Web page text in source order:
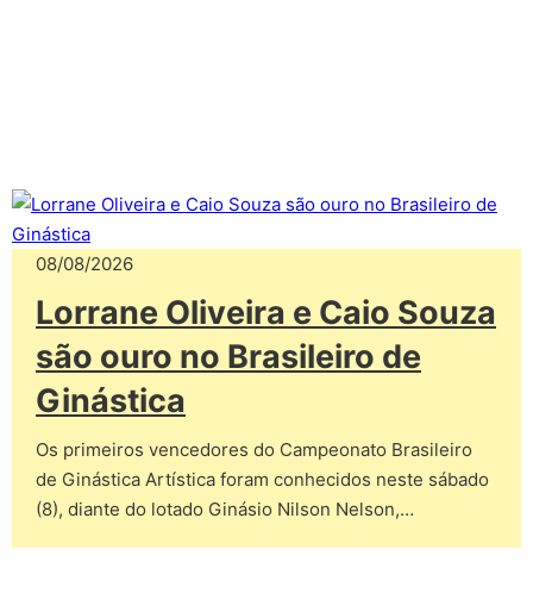
08/08/2026
Lorrane Oliveira e Caio Souza
são ouro no Brasileiro de
Ginástica
Os primeiros vencedores do Campeonato Brasileiro
de Ginástica Artística foram conhecidos neste sábado
(8), diante do lotado Ginásio Nilson Nelson,…